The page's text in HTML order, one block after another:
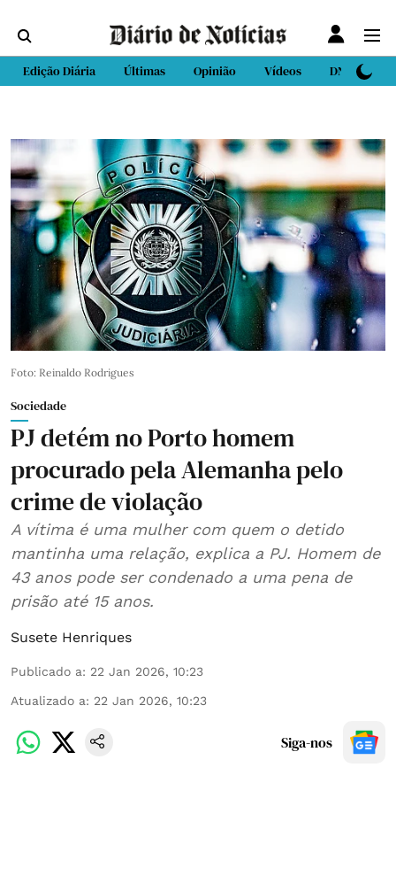
Edição Diária Últimas Opinião Vídeos DN Sport
Foto: Reinaldo Rodrigues
Sociedade
PJ detém no Porto homem
procurado pela Alemanha pelo
crime de violação
A vítima é uma mulher com quem o detido
mantinha uma relação, explica a PJ. Homem de
43 anos pode ser condenado a uma pena de
prisão até 15 anos.
Susete Henriques
Publicado a: 22 Jan 2026, 10:23
Atualizado a: 22 Jan 2026, 10:23
Siga-nos